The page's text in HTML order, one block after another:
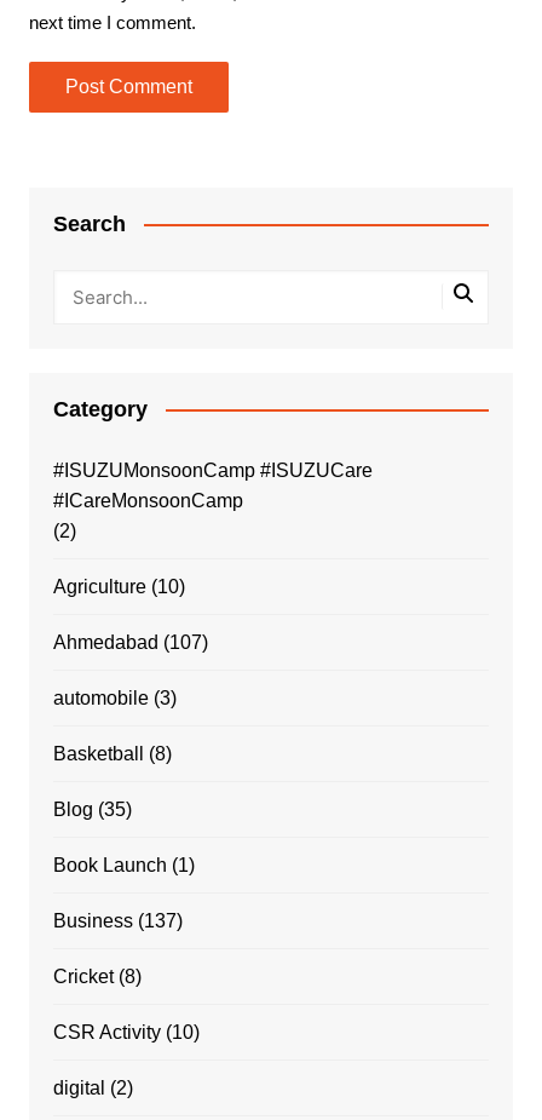
next time I comment.
Search
Category
#ISUZUMonsoonCamp #ISUZUCare
#ICareMonsoonCamp
(2)
Agriculture(10)
Ahmedabad (107)
automobile(3)
Basketball (8)
Blog (35)
Book Launch (1)
Business(137)
Cricket(8)
CSR Activity(10)
digital (2)